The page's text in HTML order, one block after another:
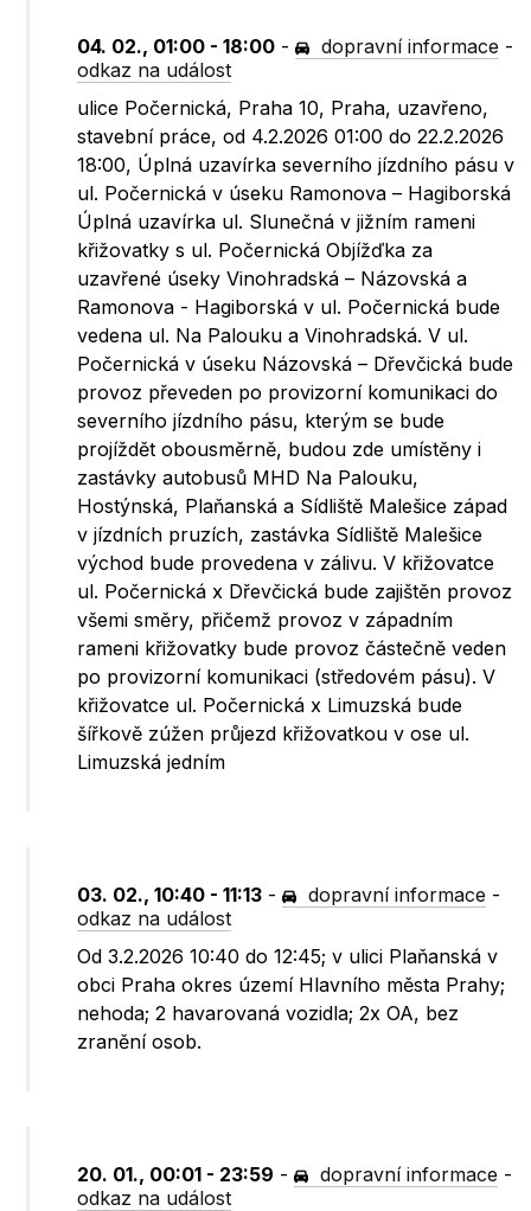
04. 02., 01:00 - 18:00 - dopravní informace -
odkaz na událost
ulice Počernická, Praha 10, Praha, uzavřeno,
stavební práce, od 4.2.2026 01:00 do 22.2.2026
18:00, Úplná uzavírka severního jízdního pásu v
ul. Počernická v úseku Ramonova – Hagiborská
Úplná uzavírka ul. Slunečná v jižním rameni
křižovatky s ul. Počernická Objížďka za
uzavřené úseky Vinohradská – Názovská a
Ramonova - Hagiborská v ul. Počernická bude
vedena ul. Na Palouku a Vinohradská. V ul.
Počernická v úseku Názovská – Dřevčická bude
provoz převeden po provizorní komunikaci do
severního jízdního pásu, kterým se bude
projíždět obousměrně, budou zde umístěny i
zastávky autobusů MHD Na Palouku,
Hostýnská, Plaňanská a Sídliště Malešice západ
v jízdních pruzích, zastávka Sídliště Malešice
východ bude provedena v zálivu. V křižovatce
ul. Počernická x Dřevčická bude zajištěn provoz
všemi směry, přičemž provoz v západním
rameni křižovatky bude provoz částečně veden
po provizorní komunikaci (středovém pásu). V
křižovatce ul. Počernická x Limuzská bude
šířkově zúžen průjezd křižovatkou v ose ul.
Limuzská jedním
03. 02., 10:40 - 11:13 - dopravní informace -
odkaz na událost
Od 3.2.2026 10:40 do 12:45; v ulici Plaňanská v
obci Praha okres území Hlavního města Prahy;
nehoda; 2 havarovaná vozidla; 2x OA, bez
zranění osob.
20. 01., 00:01 - 23:59 - dopravní informace -
odkaz na událost